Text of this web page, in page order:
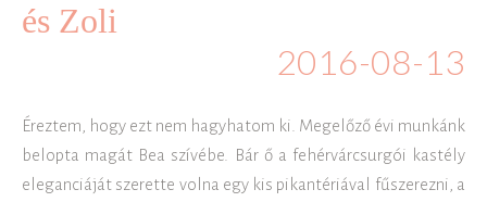
és Zoli
2016-08-13
Éreztem, hogy ezt nem hagyhatom ki. Megelőző évi munkánk
belopta magát Bea szívébe. Bár ő a fehérvárcsurgói kastély
eleganciáját szerette volna egy kis pikantériával fűszerezni, a